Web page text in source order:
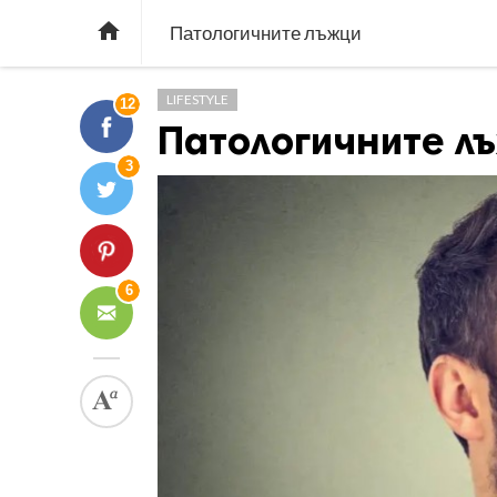
 Патологичните лъжци
12
3
6
LIFESTYLE
Патологичните